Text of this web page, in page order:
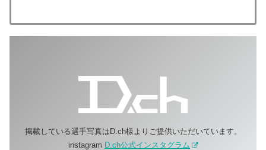
掲載している選手写真はD.ch様よりご提供いただいています。
instagram D.ch公式インスタグラム